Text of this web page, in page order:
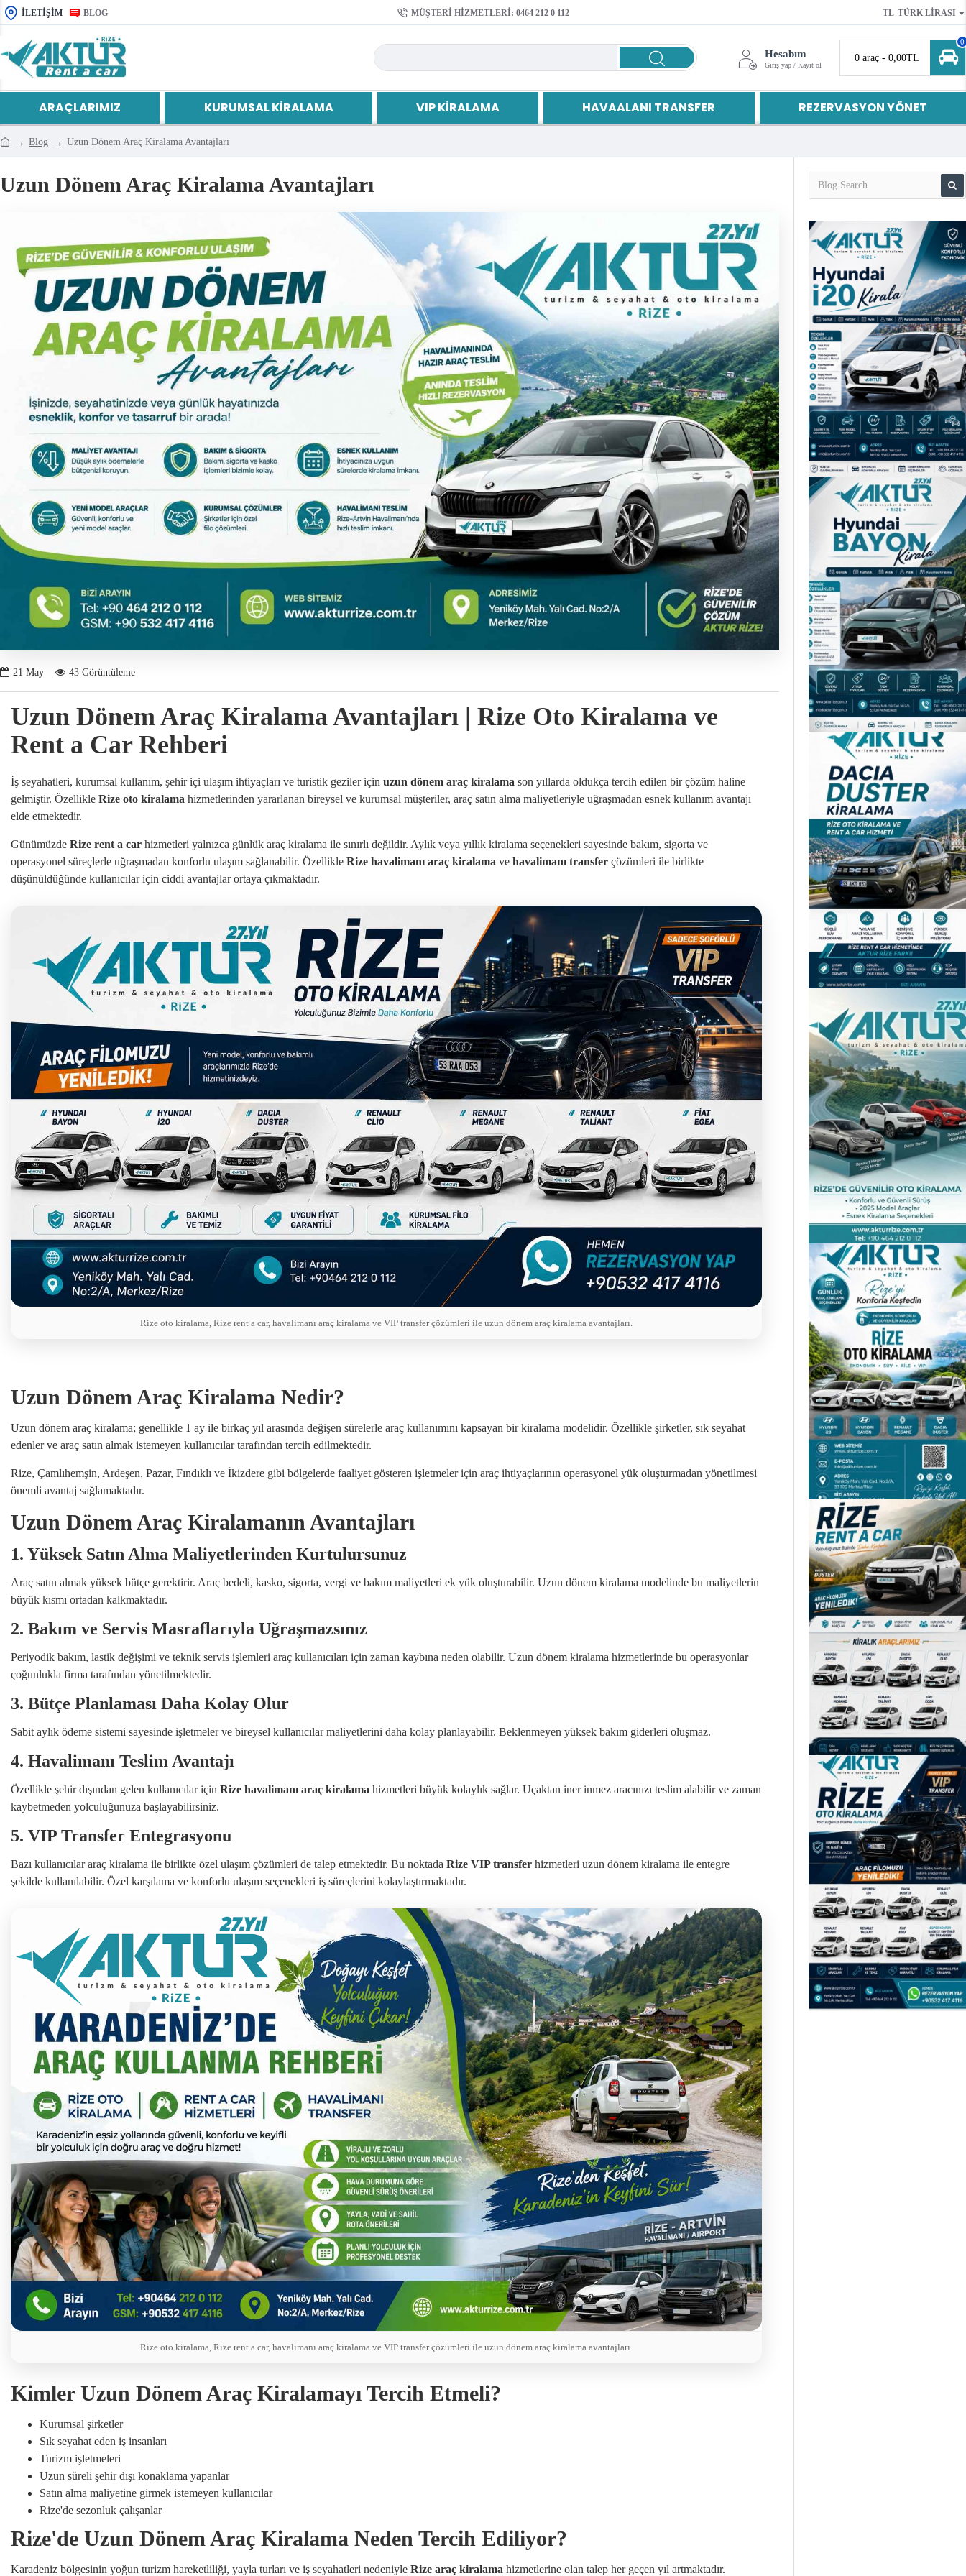
İLETIŞIM BLOG MÜŞTERI HIZMETLERI: 0464 212 0 112 TL TÜRK LIRASI
Hesabım
Giriş yap / Kayıt ol
0 araç - 0,00TL
0
ARAÇLARIMIZ KURUMSAL KIRALAMA VIP KIRALAMA HAVAALANI TRANSFER REZERVASYON YÖNET
Blog Uzun Dönem Araç Kiralama Avantajları
Uzun Dönem Araç Kiralama Avantajları
21 May 43 Görüntüleme
Uzun Dönem Araç Kiralama Avantajları | Rize Oto Kiralama ve
Rent a Car Rehberi
İş seyahatleri, kurumsal kullanım, şehir içi ulaşım ihtiyaçları ve turistik geziler için uzun dönem araç kiralama son yıllarda oldukça tercih edilen bir çözüm haline
gelmiştir. Özellikle Rize oto kiralama hizmetlerinden yararlanan bireysel ve kurumsal müşteriler, araç satın alma maliyetleriyle uğraşmadan esnek kullanım avantajı
elde etmektedir.
Günümüzde Rize rent a car hizmetleri yalnızca günlük araç kiralama ile sınırlı değildir. Aylık veya yıllık kiralama seçenekleri sayesinde bakım, sigorta ve
operasyonel süreçlerle uğraşmadan konforlu ulaşım sağlanabilir. Özellikle Rize havalimanı araç kiralama ve havalimanı transfer çözümleri ile birlikte
düşünüldüğünde kullanıcılar için ciddi avantajlar ortaya çıkmaktadır.
Rize oto kiralama, Rize rent a car, havalimanı araç kiralama ve VIP transfer çözümleri ile uzun dönem araç kiralama avantajları.
Uzun Dönem Araç Kiralama Nedir?
Uzun dönem araç kiralama; genellikle 1 ay ile birkaç yıl arasında değişen sürelerle araç kullanımını kapsayan bir kiralama modelidir. Özellikle şirketler, sık seyahat
edenler ve araç satın almak istemeyen kullanıcılar tarafından tercih edilmektedir.
Rize, Çamlıhemşin, Ardeşen, Pazar, Fındıklı ve İkizdere gibi bölgelerde faaliyet gösteren işletmeler için araç ihtiyaçlarının operasyonel yük oluşturmadan yönetilmesi
önemli avantaj sağlamaktadır.
Uzun Dönem Araç Kiralamanın Avantajları
1. Yüksek Satın Alma Maliyetlerinden Kurtulursunuz
Araç satın almak yüksek bütçe gerektirir. Araç bedeli, kasko, sigorta, vergi ve bakım maliyetleri ek yük oluşturabilir. Uzun dönem kiralama modelinde bu maliyetlerin
büyük kısmı ortadan kalkmaktadır.
2. Bakım ve Servis Masraflarıyla Uğraşmazsınız
Periyodik bakım, lastik değişimi ve teknik servis işlemleri araç kullanıcıları için zaman kaybına neden olabilir. Uzun dönem kiralama hizmetlerinde bu operasyonlar
çoğunlukla firma tarafından yönetilmektedir.
3. Bütçe Planlaması Daha Kolay Olur
Sabit aylık ödeme sistemi sayesinde işletmeler ve bireysel kullanıcılar maliyetlerini daha kolay planlayabilir. Beklenmeyen yüksek bakım giderleri oluşmaz.
4. Havalimanı Teslim Avantajı
Özellikle şehir dışından gelen kullanıcılar için Rize havalimanı araç kiralama hizmetleri büyük kolaylık sağlar. Uçaktan iner inmez aracınızı teslim alabilir ve zaman
kaybetmeden yolculuğunuza başlayabilirsiniz.
5. VIP Transfer Entegrasyonu
Bazı kullanıcılar araç kiralama ile birlikte özel ulaşım çözümleri de talep etmektedir. Bu noktada Rize VIP transfer hizmetleri uzun dönem kiralama ile entegre
şekilde kullanılabilir. Özel karşılama ve konforlu ulaşım seçenekleri iş süreçlerini kolaylaştırmaktadır.
Rize oto kiralama, Rize rent a car, havalimanı araç kiralama ve VIP transfer çözümleri ile uzun dönem araç kiralama avantajları.
Kimler Uzun Dönem Araç Kiralamayı Tercih Etmeli?
Kurumsal şirketler
Sık seyahat eden iş insanları
Turizm işletmeleri
Uzun süreli şehir dışı konaklama yapanlar
Satın alma maliyetine girmek istemeyen kullanıcılar
Rize'de sezonluk çalışanlar
Rize'de Uzun Dönem Araç Kiralama Neden Tercih Ediliyor?
Karadeniz bölgesinin yoğun turizm hareketliliği, yayla turları ve iş seyahatleri nedeniyle Rize araç kiralama hizmetlerine olan talep her geçen yıl artmaktadır.